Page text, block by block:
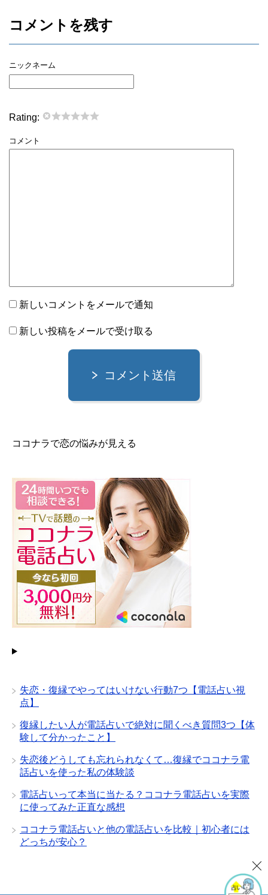
コメントを残す
ニックネーム
Rating:
コメント
新しいコメントをメールで通知
新しい投稿をメールで受け取る
コメント送信
ココナラで恋の悩みが見える
失恋・復縁でやってはいけない行動7つ【電話占い視
点】
復縁したい人が電話占いで絶対に聞くべき質問3つ【体
験して分かったこと】
失恋後どうしても忘れられなくて…復縁でココナラ電
話占いを使った私の体験談
電話占いって本当に当たる？ココナラ電話占いを実際
に使ってみた正直な感想
ココナラ電話占いと他の電話占いを比較｜初心者には
どっちが安心？